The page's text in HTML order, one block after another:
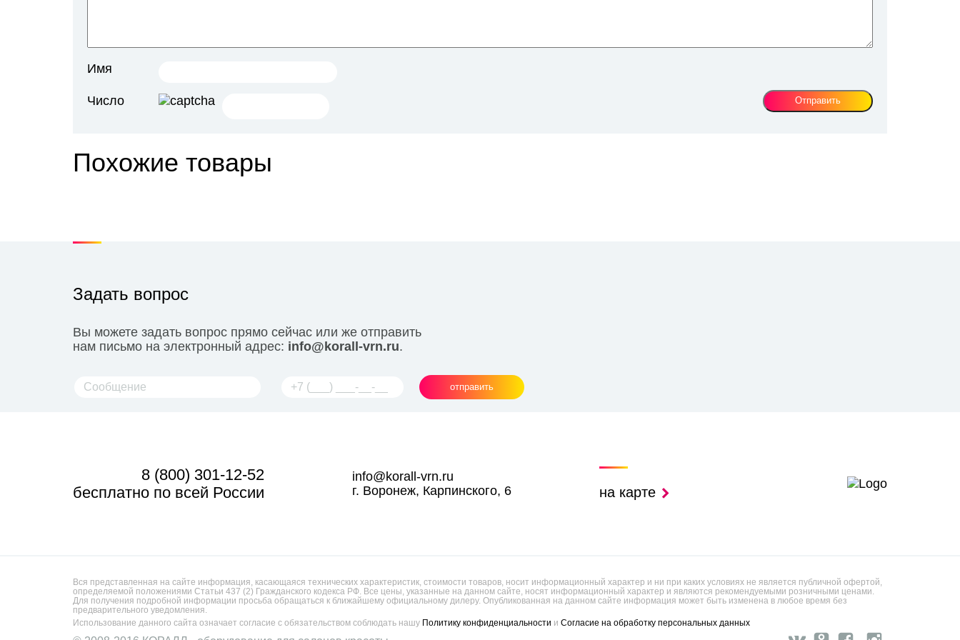
Имя
Число
Похожие товары
Задать вопрос
Вы можете задать вопрос прямо сейчас или же отправить
нам письмо на электронный адрес: info@korall-vrn.ru.
отправить
8 (800) 301-12-52
бесплатно по всей России
info@korall-vrn.ru
г. Воронеж, Карпинского, 6
на карте
Вся представленная на сайте информация, касающаяся технических характеристик, стоимости товаров, носит информационный характер и ни при каких условиях не является публичной офертой,
определяемой положениями Статьи 437 (2) Гражданского кодекса РФ. Все цены, указанные на данном сайте, носят информационный характер и являются рекомендуемыми розничными ценами.
Для получения подробной информации просьба обращаться к ближайшему официальному дилеру. Опубликованная на данном сайте информация может быть изменена в любое время без
предварительного уведомления.
Использование данного сайта означает согласие с обязательством соблюдать нашу Политику конфиденциальности и Согласие на обработку персональных данных